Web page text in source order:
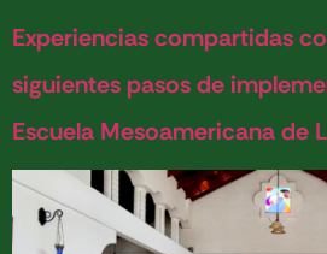
Experiencias compartidas
siguientes pasos de
Escuela Mesoamericana de